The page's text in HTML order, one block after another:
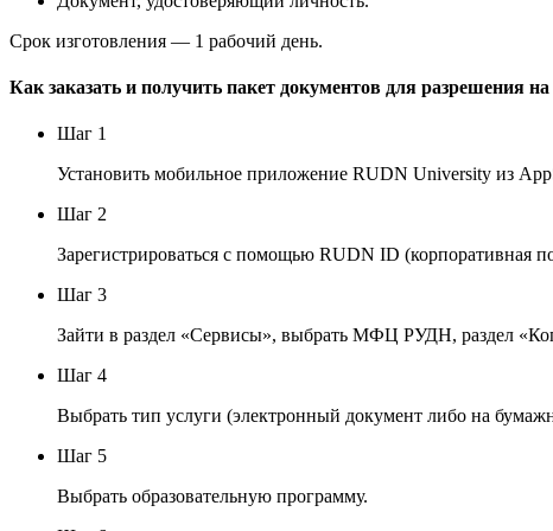
Срок изготовления — 1 рабочий день.
Как заказать и получить пакет документов для разрешения
Шаг 1
Установить мобильное приложение RUDN University из
Шаг 2
Зарегистрироваться с помощью RUDN ID (корпоративная
Шаг 3
Зайти в раздел «Сервисы», выбрать МФЦ РУДН, раздел
Шаг 4
Выбрать тип услуги (электронный документ либо на
Шаг 5
Выбрать образовательную программу.